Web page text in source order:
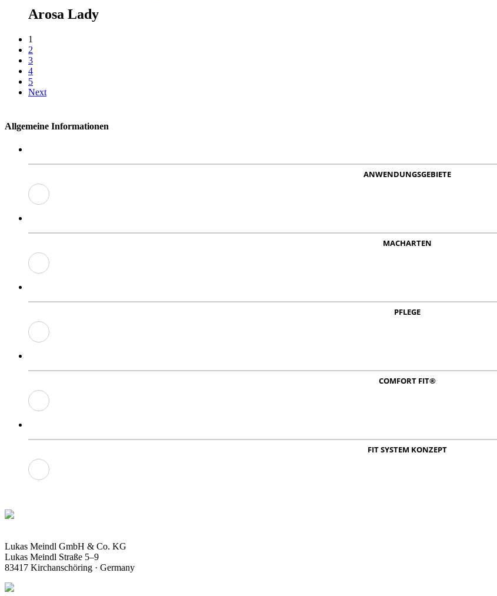
Arosa Lady
1
2
3
4
5
Next
Allgemeine Informationen
ANWENDUNGSGEBIETE
MACHARTEN
PFLEGE
COMFORT FIT®
FIT SYSTEM KONZEPT
Lukas Meindl GmbH & Co. KG
Lukas Meindl Straße 5–9
83417 Kirchanschöring · Germany